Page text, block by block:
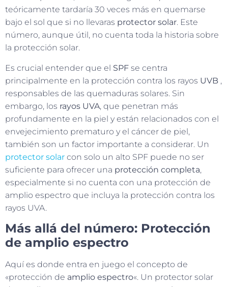
teóricamente tardaría 30 veces más en quemarse
bajo el sol que si no llevaras protector solar. Este
número, aunque útil, no cuenta toda la historia sobre
la protección solar.
Es crucial entender que el SPF se centra
principalmente en la protección contra los rayos UVB ,
responsables de las quemaduras solares. Sin
embargo, los rayos UVA, que penetran más
profundamente en la piel y están relacionados con el
envejecimiento prematuro y el cáncer de piel,
también son un factor importante a considerar. Un
protector solar con solo un alto SPF puede no ser
suficiente para ofrecer una protección completa,
especialmente si no cuenta con una protección de
amplio espectro que incluya la protección contra los
rayos UVA.
Más allá del número: Protección
de amplio espectro
Aquí es donde entra en juego el concepto de
«protección de amplio espectro«. Un protector solar